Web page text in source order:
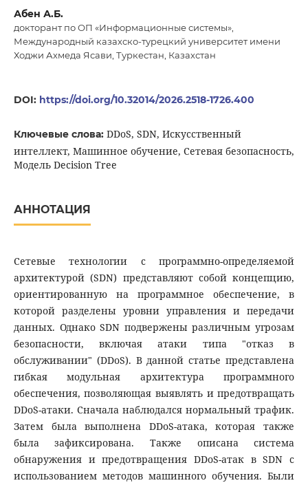
Абен А.Б.
докторант по ОП «Информационные системы»,
Международный казахско-турецкий университет имени
Ходжи Ахмеда Ясави, Туркестан, Казахстан
DOI: https://doi.org/10.32014/2026.2518-1726.400
Ключевые слова: DDoS, SDN, Искусственный
интеллект, Машинное обучение, Сетевая безопасность,
Модель Decision Tree
АННОТАЦИЯ
Сетевые технологии с программно-определяемой
архитектурой (SDN) представляют собой концепцию,
ориентированную на программное обеспечение, в
которой разделены уровни управления и передачи
данных. Однако SDN подвержены различным угрозам
безопасности, включая атаки типа "отказ в
обслуживании" (DDoS). В данной статье представлена
гибкая модульная архитектура программного
обеспечения, позволяющая выявлять и предотвращать
DDoS-атаки. Сначала наблюдался нормальный трафик.
Затем была выполнена DDoS-атака, которая также
была зафиксирована. Также описана система
обнаружения и предотвращения DDoS-атак в SDN с
использованием методов машинного обучения. Были